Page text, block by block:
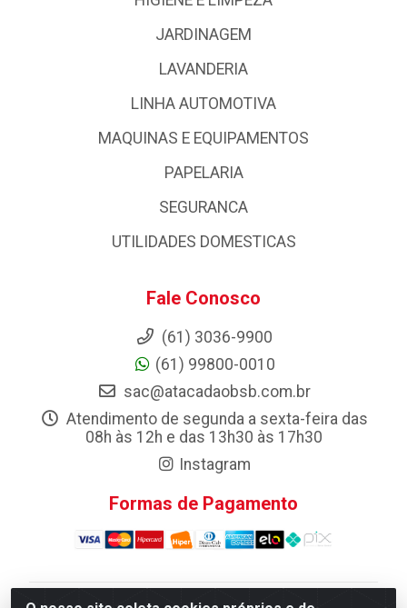
JARDINAGEM
LAVANDERIA
LINHA AUTOMOTIVA
MAQUINAS E EQUIPAMENTOS
PAPELARIA
SEGURANCA
UTILIDADES DOMESTICAS
Fale Conosco
(61) 3036-9900
(61) 99800-0010
sac@atacadaobsb.com.br
Atendimento de segunda a sexta-feira das
08h às 12h e das 13h30 às 17h30
Instagram
Formas de Pagamento